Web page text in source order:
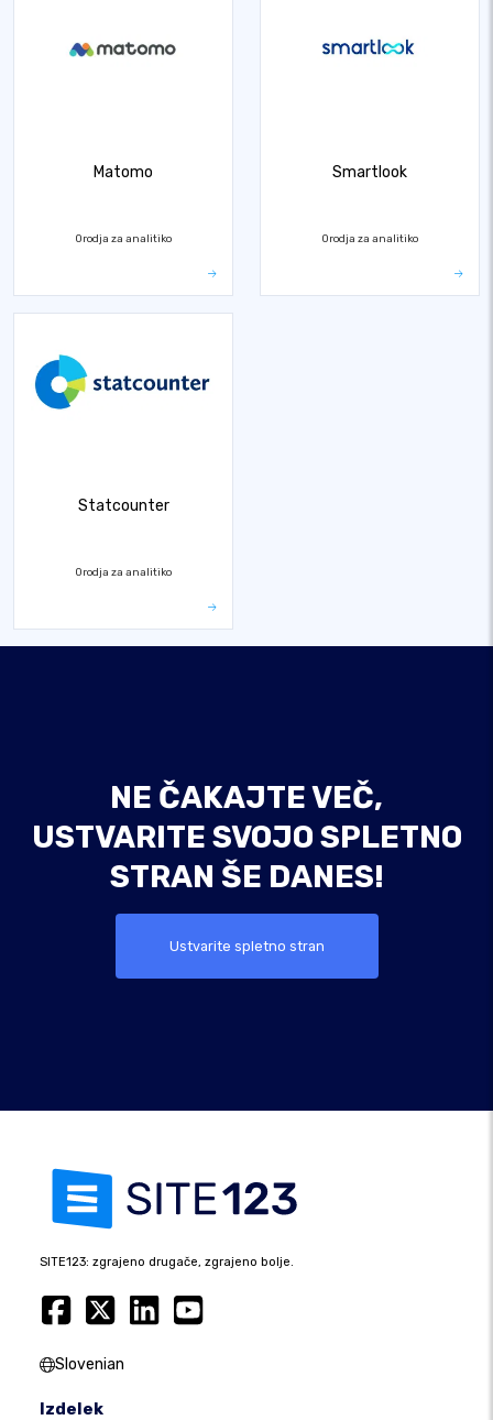
Matomo
Orodja za analitiko
Smartlook
Orodja za analitiko
Statcounter
Orodja za analitiko
NE ČAKAJTE VEČ,
USTVARITE SVOJO SPLETNO
STRAN ŠE DANES!
Ustvarite spletno stran
SITE123: zgrajeno drugače, zgrajeno bolje.
Slovenian
Izdelek